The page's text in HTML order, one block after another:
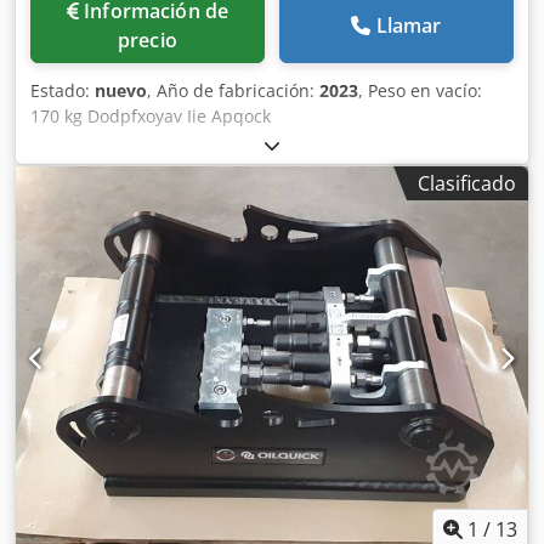
Información de
precio
Llamar
Estado: nuevo, Año de fabricación: 2023, Peso en vacío:
170 kg Dodpfxoyav Iie Apqock
Clasificado
1 / 13